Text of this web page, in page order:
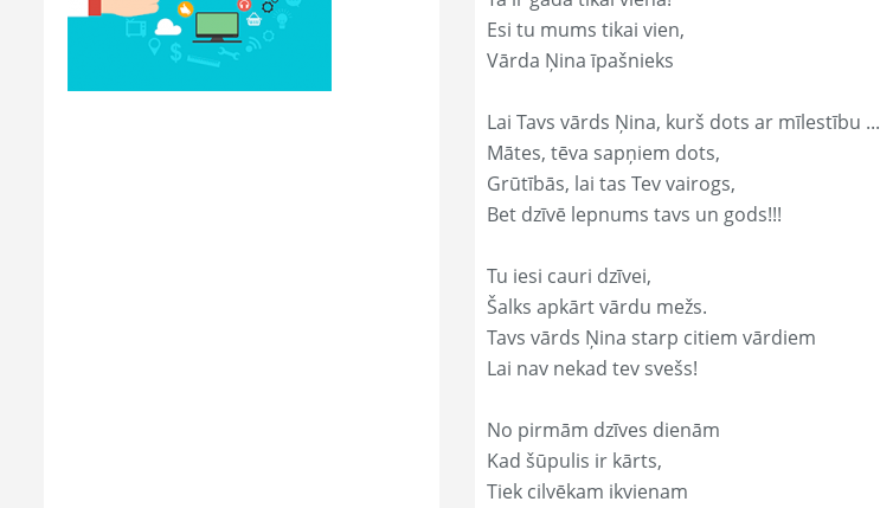
Esi tu mums tikai vien,
Vārda Ņina īpašnieks
Lai Tavs vārds Ņina, kurš dots ar mīlestību ...
Mātes, tēva sapņiem dots,
Grūtībās, lai tas Tev vairogs,
Bet dzīvē lepnums tavs un gods!!!
Tu iesi cauri dzīvei,
Šalks apkārt vārdu mežs.
Tavs vārds Ņina starp citiem vārdiem
Lai nav nekad tev svešs!
No pirmām dzīves dienām
Kad šūpulis ir kārts,
Tiek cilvēkam ikvienam